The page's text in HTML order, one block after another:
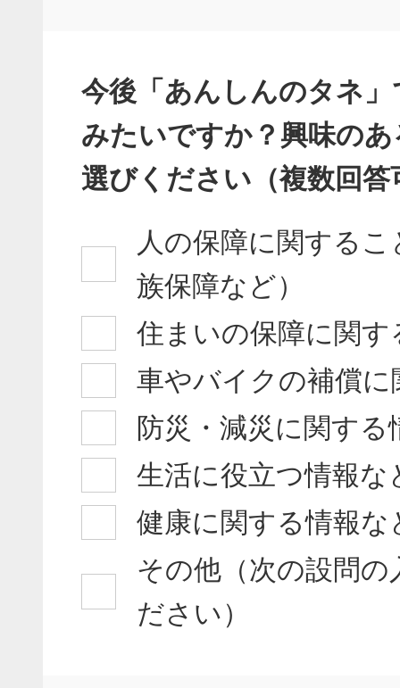
今後「あんしんのタネ
みたいですか？興味の
選びください（複数回答
人の保障に関する
族保障など）
住まいの保障に関す
車やバイクの補償
防災・減災に関する
生活に役立つ情報な
健康に関する情報な
その他（次の設問
ださい）